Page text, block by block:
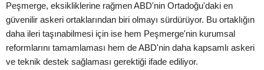
Peşmerge, eksikliklerine rağmen ABD'nin Ortadoğu'daki en
güvenilir askeri ortaklarından biri olmayı sürdürüyor. Bu ortaklığın
daha ileri taşınabilmesi için ise hem Peşmerge'nin kurumsal
reformlarını tamamlaması hem de ABD'nin daha kapsamlı askeri
ve teknik destek sağlaması gerektiği ifade ediliyor.